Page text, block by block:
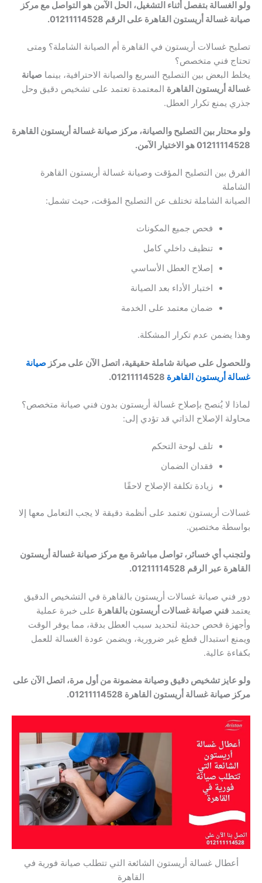
ولو الغسالة بتفصل أثناء التشغيل، الحل الآمن هو التواصل مع مركز
صيانة غسالة أريستون القاهرة على الرقم 01211114528.
تصليح غسالات أريستون في القاهرة أم الصيانة الشاملة؟ ومتى
تحتاج فني متخصص؟
يخلط البعض بين التصليح السريع والصيانة الاحترافية، بينما صيانة
غسالة أريستون القاهرة المعتمدة تعتمد على تشخيص دقيق وحل
جذري يمنع تكرار العطل.
ولو محتار بين التصليح والصيانة، مركز صيانة غسالة أريستون القاهرة
01211114528 هو الاختيار الآمن.
الفرق بين التصليح المؤقت وصيانة غسالة أريستون القاهرة
الشاملة
الصيانة الشاملة تختلف عن التصليح المؤقت، حيث تشمل:
فحص جميع المكونات
تنظيف داخلي كامل
إصلاح العطل الأساسي
اختبار الأداء بعد الصيانة
ضمان معتمد على الخدمة
وهذا يضمن عدم تكرار المشكلة.
وللحصول على صيانة شاملة حقيقية، اتصل الآن على مركز صيانة
غسالة أريستون القاهرة
لماذا لا يُنصح بإصلاح غسالة أريستون بدون فني صيانة متخصص؟
محاولة الإصلاح الذاتي قد تؤدي إلى:
تلف لوحة التحكم
فقدان الضمان
زيادة تكلفة الإصلاح لاحقًا
غسالات أريستون تعتمد على أنظمة دقيقة لا يجب التعامل معها إلا
بواسطة مختصين.
ولتجنب أي خسائر، تواصل مباشرة مع مركز صيانة غسالة أريستون
القاهرة عبر الرقم 01211114528.
دور فني صيانة غسالات أريستون بالقاهرة في التشخيص الدقيق
يعتمد فني صيانة غسالات أريستون بالقاهرة على خبرة عملية
وأجهزة فحص حديثة لتحديد سبب العطل بدقة، مما يوفر الوقت
ويمنع استبدال قطع غير ضرورية، ويضمن عودة الغسالة للعمل
بكفاءة عالية.
ولو عايز تشخيص دقيق وصيانة مضمونة من أول مرة، اتصل الآن على
مركز صيانة غسالة أريستون القاهرة 01211114528.
أعطال غسالة أريستون الشائعة التي تتطلب صيانة فورية في
القاهرة